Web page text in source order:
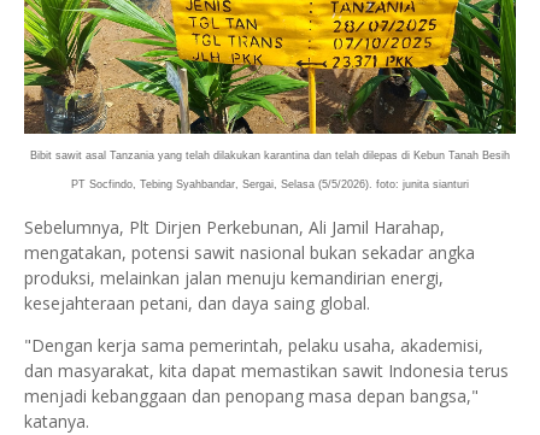
Bibit sawit asal Tanzania yang telah dilakukan karantina dan telah dilepas di Kebun Tanah Besih
PT Socfindo, Tebing Syahbandar, Sergai, Selasa (5/5/2026). foto: junita sianturi
Sebelumnya, Plt Dirjen Perkebunan, Ali Jamil Harahap,
mengatakan, potensi sawit nasional bukan sekadar angka
produksi, melainkan jalan menuju kemandirian energi,
kesejahteraan petani, dan daya saing global.
"Dengan kerja sama pemerintah, pelaku usaha, akademisi,
dan masyarakat, kita dapat memastikan sawit Indonesia terus
menjadi kebanggaan dan penopang masa depan bangsa,"
katanya.